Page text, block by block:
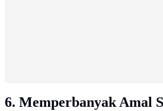
6. Memperbanyak Amal